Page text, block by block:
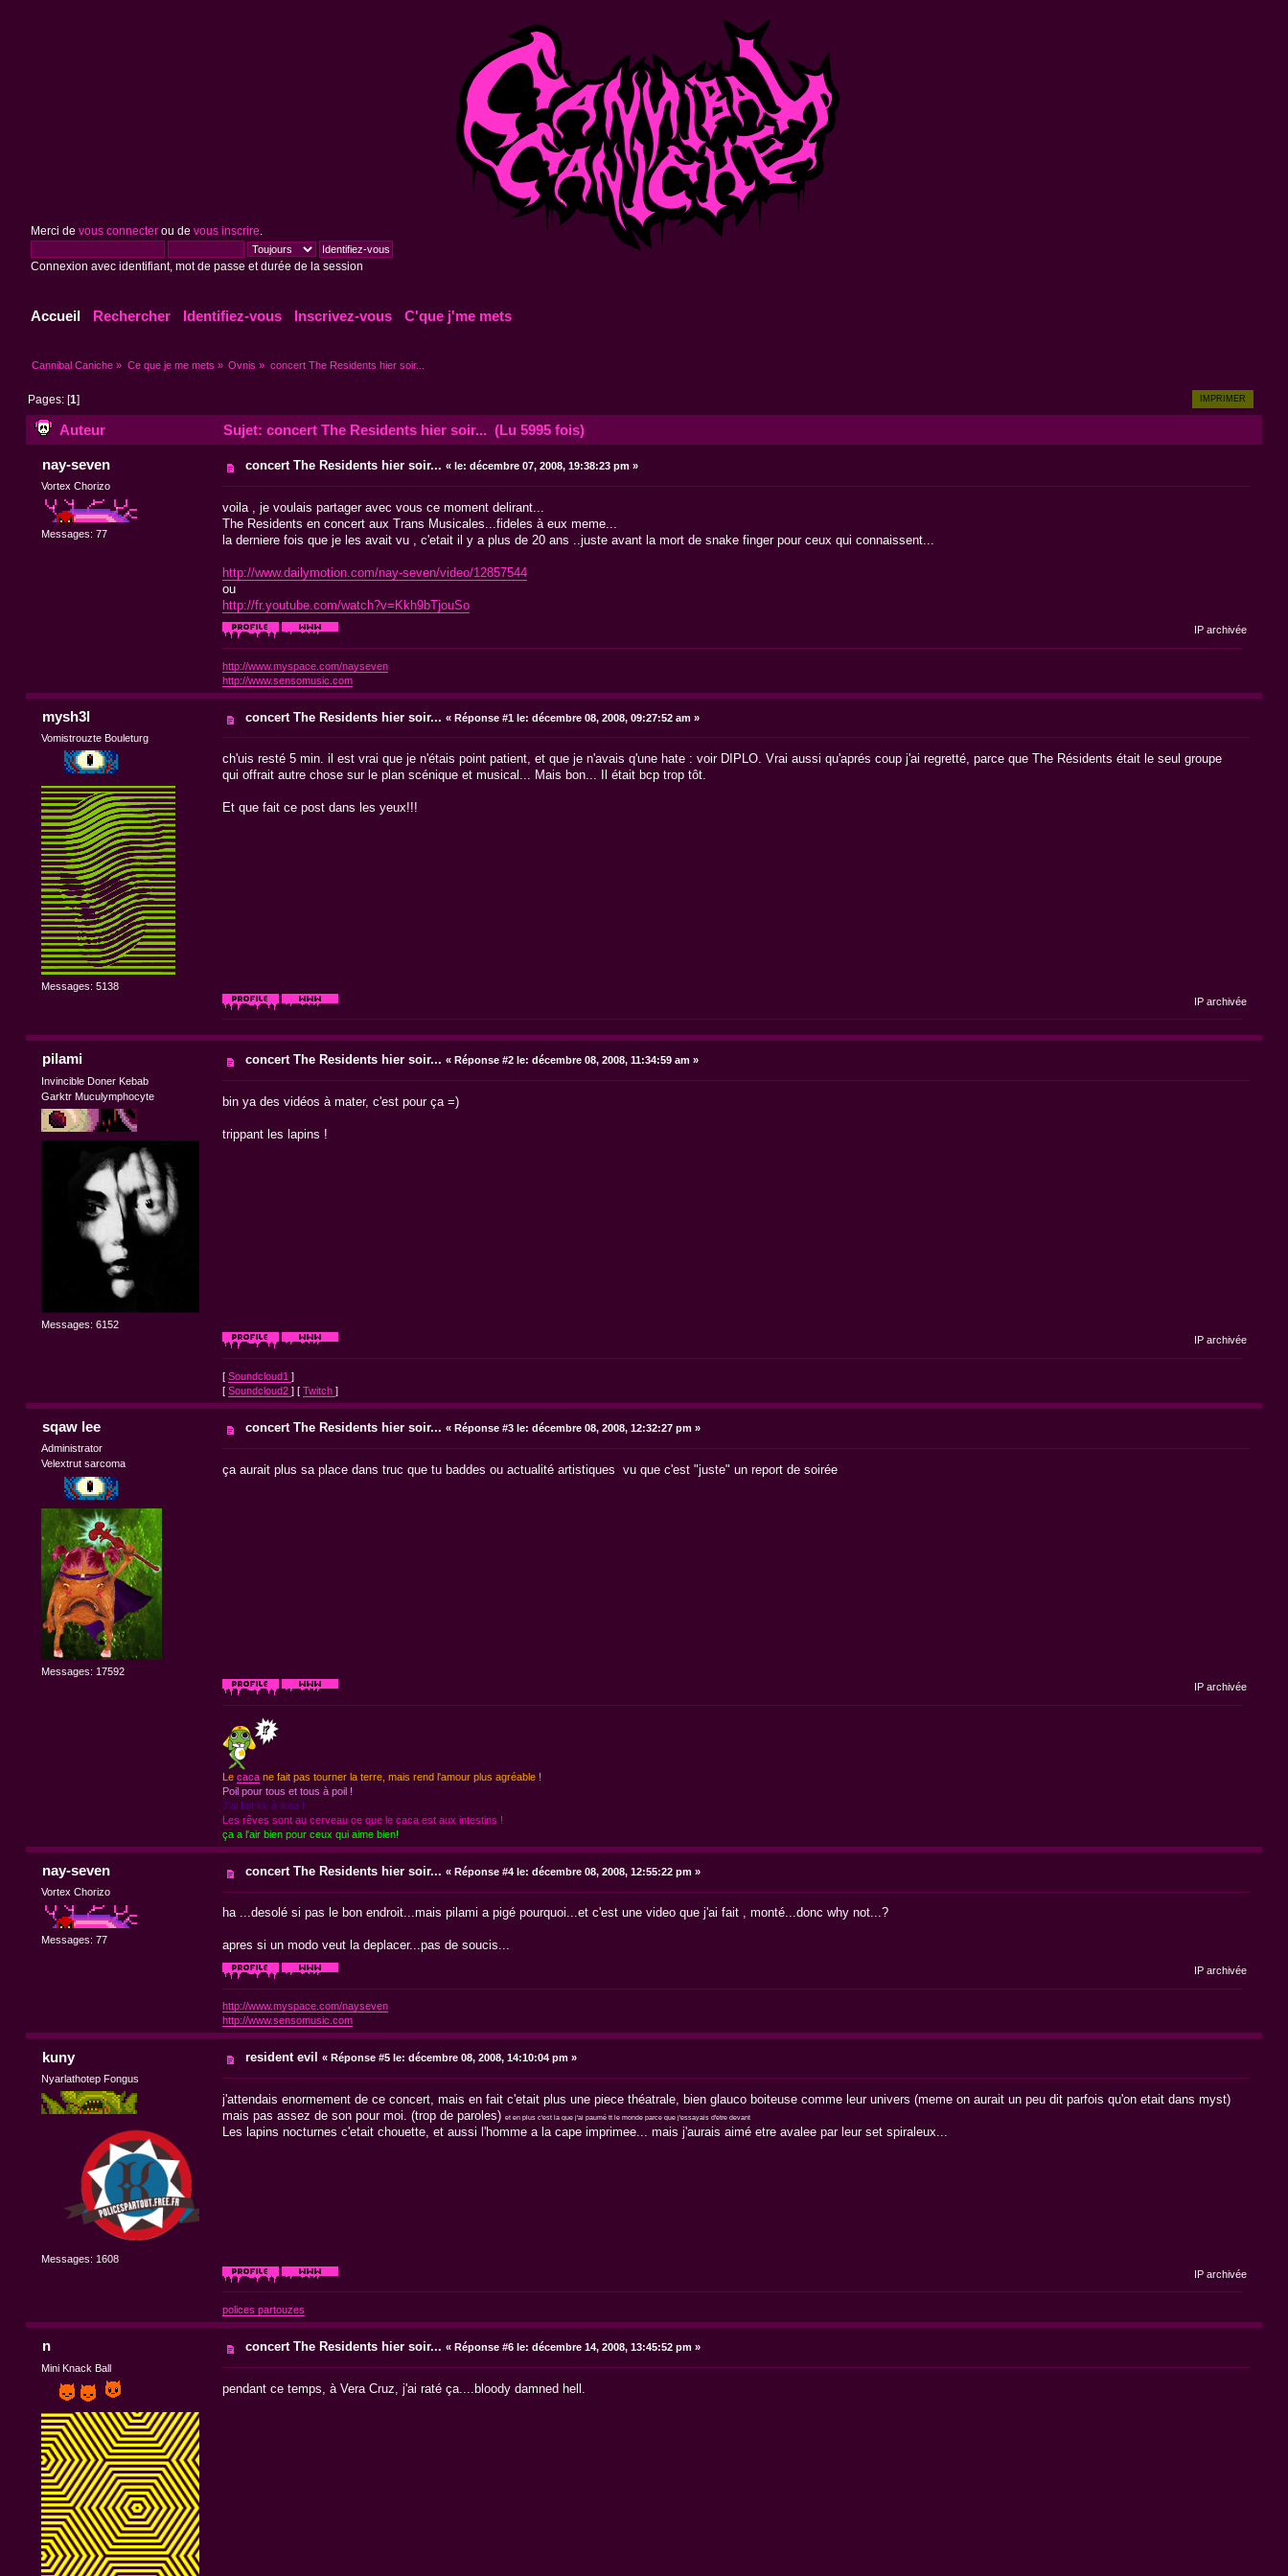
Merci de vous connecterou de vous inscrire
Connexion avec identifiant, mot de passe et durée de la session
Accueil Rechercher Identifiez-vous Inscrivez-vous C'que j'me mets
Cannibal Caniche » Ce que je me mets » Ovnis » concert The Residents hier soir...
IMPRIMER
Pages: [1]
Auteur Sujet: concert The Residents hier soir... (Lu 5995 fois)
nay-seven
Vortex Chorizo
Messages: 77
concert The Residents hier soir... « le: décembre 07, 2008, 19:38:23 pm »
voila , je voulais partager avec vous ce moment delirant...
The Residents en concert aux Trans Musicales...fideles à eux meme...
la derniere fois que je les avait vu , c'etait il y a plus de 20 ans ..juste avant la mort de snake finger pour ceux qui connaissent...
http://www.dailymotion.com/nay-seven/video/12857544
ou
http://fr.youtube.com/watch?v=Kkh9bTjouSo
IP archivée
http://www.myspace.com/nayseven
http://www.sensomusic.com
mysh3l
Vomistrouzte Bouleturg
Messages: 5138
concert The Residents hier soir... « Réponse #1 le: décembre 08, 2008, 09:27:52 am »
ch'uis resté 5 min. il est vrai que je n'étais point patient, et que je n'avais q'une hate : voir DIPLO. Vrai aussi qu'aprés coup j'ai regretté, parce que The Résidents était le seul groupe
qui offrait autre chose sur le plan scénique et musical... Mais bon... Il était bcp trop tôt.
Et que fait ce post dans les yeux!!!
IP archivée
pilami
Invincible Doner Kebab
Garktr Muculymphocyte
Messages: 6152
concert The Residents hier soir... « Réponse #2 le: décembre 08, 2008, 11:34:59 am »
bin ya des vidéos à mater, c'est pour ça =)
trippant les lapins !
IP archivée
[ Soundcloud1 ]
[ Soundcloud2 ] [ Twitch ]
sqaw lee
Administrator
Velextrut sarcoma
Messages: 17592
concert The Residents hier soir... « Réponse #3 le: décembre 08, 2008, 12:32:27 pm »
ça aurait plus sa place dans truc que tu baddes ou actualité artistiques vu que c'est "juste" un report de soirée
IP archivée
Le cacane fait pas tourner la terre, mais rend l'amour plus agréable !
Poil pour tous et tous à poil !
J'ai fait kk à ikea !
Les rêves sont au cerveau ce que le caca est aux intestins !
ça a l'air bien pour ceux qui aime bien!
nay-seven
Vortex Chorizo
Messages: 77
concert The Residents hier soir... « Réponse #4 le: décembre 08, 2008, 12:55:22 pm »
ha ...desolé si pas le bon endroit...mais pilami a pigé pourquoi...et c'est une video que j'ai fait , monté...donc why not...?
apres si un modo veut la deplacer...pas de soucis...
IP archivée
http://www.myspace.com/nayseven
http://www.sensomusic.com
kuny
Nyarlathotep Fongus
Messages: 1608
resident evil « Réponse #5 le: décembre 08, 2008, 14:10:04 pm »
j'attendais enormement de ce concert, mais en fait c'etait plus une piece théatrale, bien glauco boiteuse comme leur univers (meme on aurait un peu dit parfois qu'on etait dans myst)
mais pas assez de son pour moi. (trop de paroles) et en plus c'est la que j'ai paumé tt le monde parce que j'essayais d'etre devant
Les lapins nocturnes c'etait chouette, et aussi l'homme a la cape imprimee... mais j'aurais aimé etre avalee par leur set spiraleux...
IP archivée
polices partouzes
n
Mini Knack Ball
concert The Residents hier soir... « Réponse #6 le: décembre 14, 2008, 13:45:52 pm »
pendant ce temps, à Vera Cruz, j'ai raté ça....bloody damned hell.